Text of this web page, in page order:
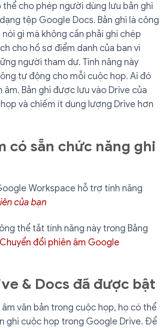
cho phép người dùng lưu bản ghi
tệp Google Docs. Bản ghi là công
gì mà không cần phải ghi chép
cho hồ sơ điểm danh của bạn vì
người tham dự. Tính năng này
tự động cho mỗi cuộc họp. Ai đó
Bản ghi được lưu vào Drive của
và chiếm ít dung lượng Drive hơn
có sẵn chức năng ghi
Workspace hỗ trợ tính năng
của bạn
thể tắt tính năng này trong Bảng
Chuyển đổi phiên âm Google
& Docs đã được bật
văn bản trong cuộc họp, họ có thể
ghi cuộc họp trong Google Drive. Để